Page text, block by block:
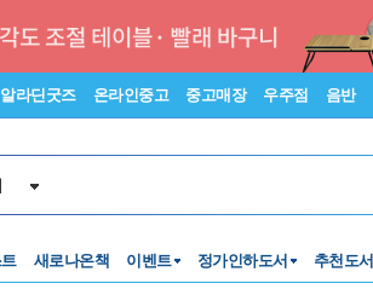
알라딘굿즈 온라인중고 중고매장 우주점 음반
새로나온책 이벤트 정가인하도서 추천도서